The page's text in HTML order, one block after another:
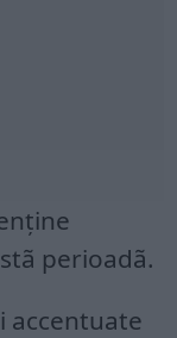
perioadã.
accentuate